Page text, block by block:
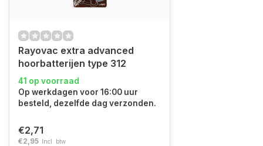
Rayovac extra advanced
hoorbatterijen type 312
41 op voorraad
Op werkdagen voor 16:00 uur
besteld, dezelfde dag verzonden.
€2,71
€2,95 Incl. btw